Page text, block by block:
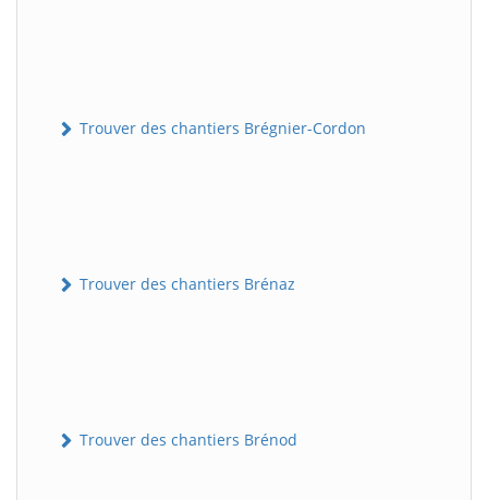
Trouver des chantiers Brégnier-Cordon
Trouver des chantiers Brénaz
Trouver des chantiers Brénod